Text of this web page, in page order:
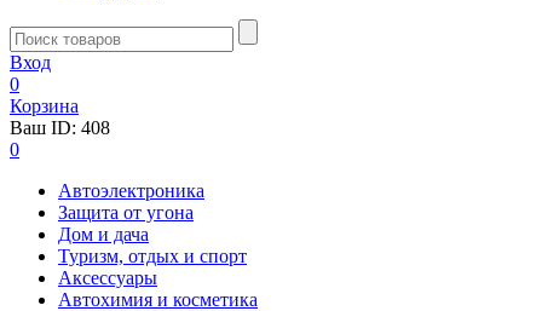
Вход
0
Корзина
Ваш ID: 408
0
Автоэлектроника
Защита от угона
Дом и дача
Туризм, отдых и спорт
Аксессуары
Автохимия и косметика